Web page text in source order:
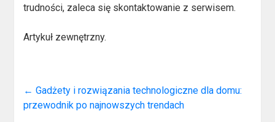
trudności, zaleca się skontaktowanie z serwisem.
Artykuł zewnętrzny.
← Gadżety i rozwiązania technologiczne dla domu:
przewodnik po najnowszych trendach